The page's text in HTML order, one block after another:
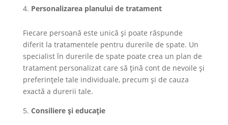
Personalizarea planului de tratament
Fiecare persoană este unică și poate răspunde
diferit la tratamentele pentru durerile de spate. Un
specialist în durerile de spate poate crea un plan de
tratament personalizat care să țină cont de nevoile și
preferințele tale individuale, precum și de cauza
exactă a durerii tale.
Consiliere și educație